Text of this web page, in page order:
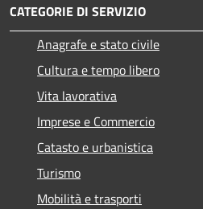
CATEGORIE DI SERVIZIO
Anagrafe e stato civile
Cultura e tempo libero
Vita lavorativa
Imprese e Commercio
Catasto e urbanistica
Turismo
Mobilità e trasporti